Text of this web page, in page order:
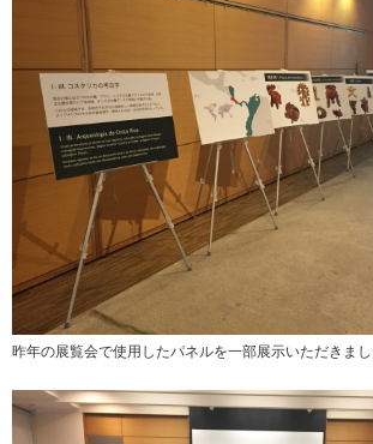
昨年の展覧会で使用したパネルを一部展示いただきまし